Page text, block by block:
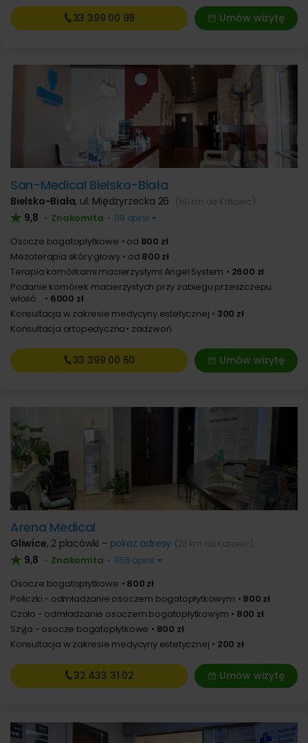
Umów wizytę
33 399 00 98
San-Medical Bielsko-Biała
Bielsko-Biała, ul. Międzyrzecka 26 (50 km od Katowic)
9,8 • Znakomita • 118 opinii
Osocze bogatopłytkowe od 800 zł
Mezoterapia skóry głowy
od 800 zł
Terapia komórkami macierzystymi Angel System
2600 zł
Podanie komórek macierzystych przy zabiegu przeszczepu
włosó...
6000 zł
Konsultacja w zakresie medycyny estetycznej
300 zł
Konsultacja ortopedyczna zadzwoń
Umów wizytę
33 399 00 60
Arena Medical
Gliwice, 2 placówki - pokaż adresy (23 km od Katowic)
9,8 • Znakomita • 1155 opinii
Osocze bogatopłytkowe
800 zł
Policzki - odmładzanie osoczem bogatopłytkowym
800 zł
Czoło - odmładzanie osoczem bogatopłytkowym
800 zł
Szyja - osocze bogatopłytkowe
800 zł
Konsultacja w zakresie medycyny estetycznej
200 zł
Umów wizytę
32 433 31 02